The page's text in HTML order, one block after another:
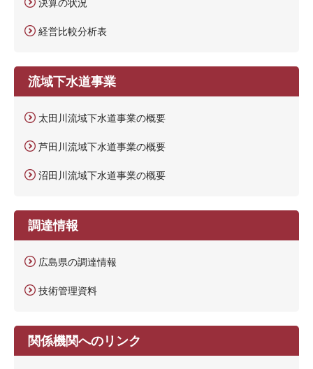
経営比較分析表
流域下水道事業
太田川流域下水道事業の概要
芦田川流域下水道事業の概要
沼田川流域下水道事業の概要
調達情報
広島県の調達情報
技術管理資料
関係機関へのリンク